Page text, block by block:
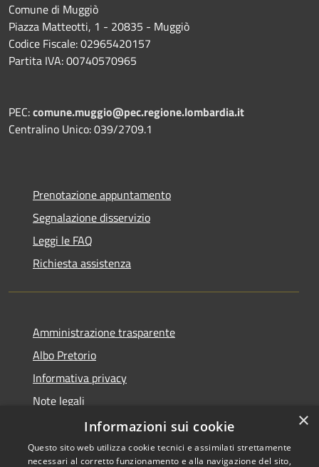
Comune di Muggiò
Piazza Matteotti, 1 - 20835 - Muggiò
Codice Fiscale: 02965420157
Partita IVA: 00740570965
PEC:comune.muggio@pec.regione.lombardia.it
Centralino Unico: 039/2709.1
Prenotazione appuntamento
Segnalazione disservizio
Leggi le FAQ
Richiesta assistenza
Amministrazione trasparente
Albo Pretorio
Informativa privacy
Note legali
Dichiarazione di accessibilità
×
Informazioni sui cookie
Questo sito web utilizza cookie tecnici e assimilati strettamente
necessari al corretto funzionamento e alla navigazione del sito,